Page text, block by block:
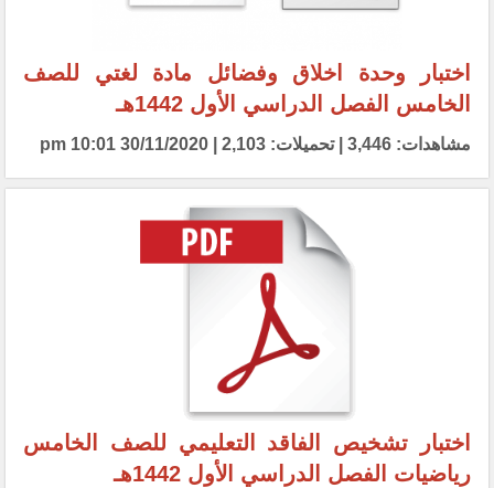
اختبار وحدة اخلاق وفضائل مادة لغتي للصف
الخامس الفصل الدراسي الأول 1442هـ
مشاهدات: 3,446 | تحميلات: 2,103 | 30/11/2020 10:01 pm
اختبار تشخيص الفاقد التعليمي للصف الخامس
رياضيات الفصل الدراسي الأول 1442هـ